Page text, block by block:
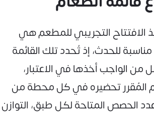
الافتتاح التجريبي للمطعم هي
للحدث، إذ تُحدد تلك القائمة
من الواجب أخذها في الاعتبار،
تحضيره في كل محطة من
الحصص المتاحة لكل طبق، التوازن